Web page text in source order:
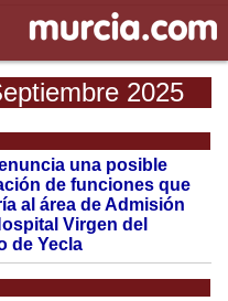
2025
una posible
de funciones que
al área de Admisión
Virgen del
de Yecla